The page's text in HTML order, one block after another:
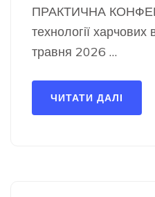
ПРАКТИЧНА
технології
травня 2026 …
ЧИТАТИ ДАЛІ